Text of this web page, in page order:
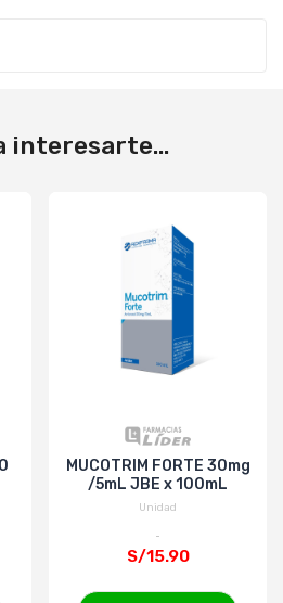
interesarte...
MUCOTRIM FORTE 30mg
/5mL JBE x 100mL
Unidad
S/15.90